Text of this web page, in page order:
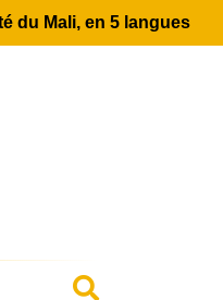
du Mali, en 5 langues